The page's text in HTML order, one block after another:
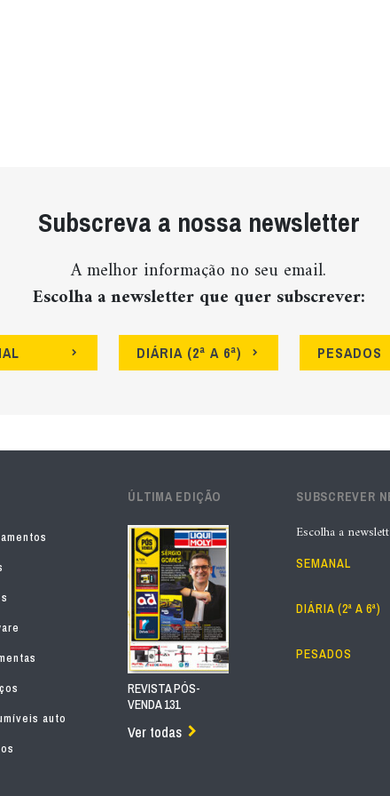
Subscreva a nossa newsletter
A melhor informação no seu email.
Escolha a newsletter que quer subscrever:
DIÁRIA (2ª A 6ª) PESADOS
auto
ÚLTIMA EDIÇÃO
REVISTA PÓS-
VENDA 131
Ver todas
SUBSCREVER
Escolha a
SEMANAL
DIÁRIA (2ª A 6ª)
PESADOS